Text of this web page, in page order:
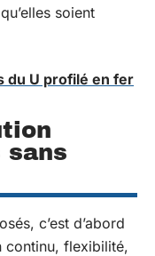
soient
du U profilé en fer
sans
c’est d’abord
continu, flexibilité,